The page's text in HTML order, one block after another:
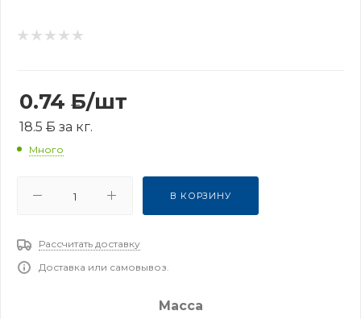
0.74 Б/шт
18.5 Б за кг.
Много
В КОРЗИНУ
Рассчитать доставку
Доставка или самовывоз.
Масса